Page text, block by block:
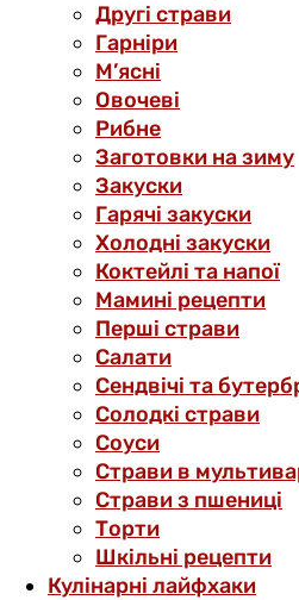
Другі страви
Гарніри
М’ясні
Овочеві
Рибне
Заготовки на зиму
Закуски
Гарячі закуски
Холодні закуски
Коктейлі та напої
Мамині рецепти
Перші страви
Салати
Сендвічі та
Солодкі страви
Соуси
Страви в
Страви з пшениці
Торти
Шкільні рецепти
Кулінарні лайфхаки